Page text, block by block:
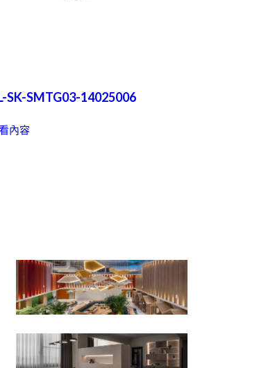
SK-SMTG03-14025006
內容